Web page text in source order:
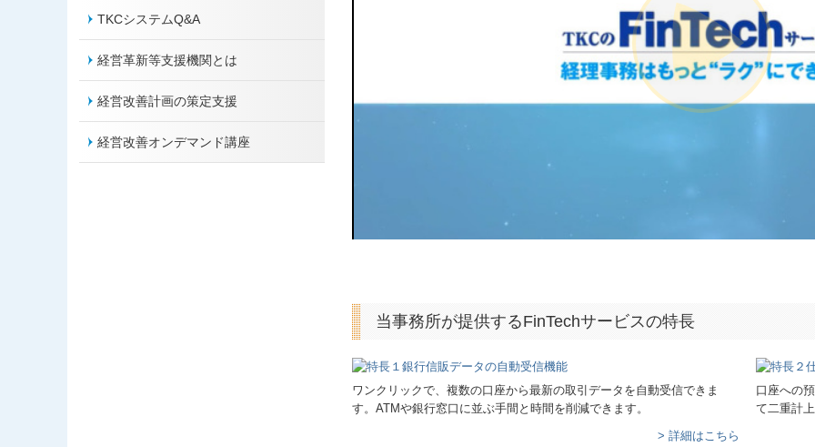
TKCシステムQ&A
経営革新等支援機関とは
経営改善計画の策定支援
経営改善オンデマンド講座
当事務所が提供するFinTechサービスの特長
ワンクリックで、複数の口座から最新の取引データを自動受信できま
す。ATMや銀行窓口に並ぶ手間と時間を削減できます。
> 詳細はこちら
口座への
て二重計